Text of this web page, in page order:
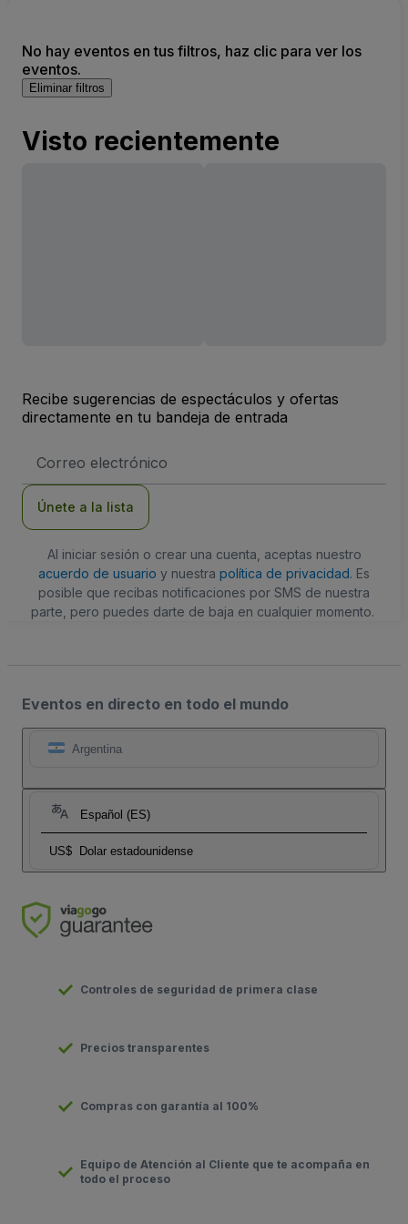
No hay eventos en tus filtros, haz clic para ver los
eventos.
Eliminar filtros
Visto recientemente
Recibe sugerencias de espectáculos y ofertas
directamente en tu bandeja de entrada
de
Únete a la lista
Al iniciar sesión o crear una cuenta, aceptas nuestro
acuerdo de usuario y nuestra política de privacidad. Es
posible que recibas notificaciones por SMS de nuestra
parte, pero puedes darte de baja en cualquier momento.
Eventos en directo en todo el mundo
Argentina
Español (ES)
US$ Dolar estadounidense
Controles de seguridad de primera clase
Precios transparentes
Compras con garantía al 100%
Equipo de Atención al Cliente que te acompaña en
todo el proceso